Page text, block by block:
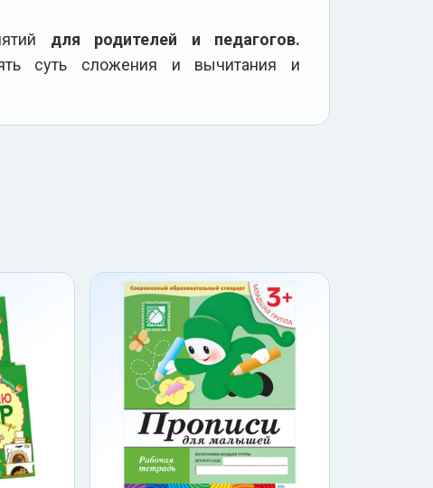
для родителей и педагогов.
суть сложения и вычитания и